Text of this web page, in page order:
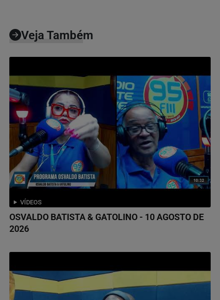
Veja Também
VÍDEOS
OSVALDO BATISTA & GATOLINO - 10 AGOSTO DE
2026